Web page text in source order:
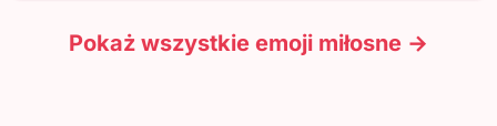
Pokaż wszystkie emoji miłosne →